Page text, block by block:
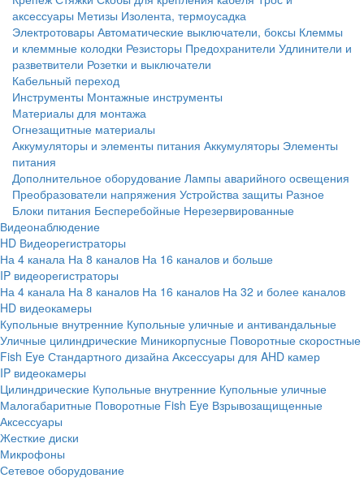
аксессуары Метизы Изолента, термоусадка
Электротовары Автоматические выключатели, боксы Клеммы
и клеммные колодки Резисторы Предохранители Удлинители и
разветвители Розетки и выключатели
Кабельный переход
Инструменты Монтажные инструменты
Материалы для монтажа
Огнезащитные материалы
Аккумуляторы и элементы питания Аккумуляторы Элементы
питания
Дополнительное оборудование Лампы аварийного освещения
Преобразователи напряжения Устройства защиты Разное
Блоки питания Бесперебойные Нерезервированные
Видеонаблюдение
HD Видеорегистраторы
На 4 канала На 8 каналов На 16 каналов и больше
IP видеорегистраторы
На 4 канала На 8 каналов На 16 каналов На 32 и более каналов
HD видеокамеры
Купольные внутренние Купольные уличные и антивандальные
Уличные цилиндрические Миникорпусные Поворотные скоростные
Fish Eye Стандартного дизайна Аксессуары для AHD камер
IP видеокамеры
Цилиндрические Купольные внутренние Купольные уличные
Малогабаритные Поворотные Fish Eye Взрывозащищенные
Аксессуары
Жесткие диски
Микрофоны
Сетевое оборудование